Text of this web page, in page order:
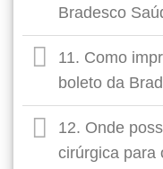
Bradesco
11. Como
boleto da
12. Onde
cirúrgica para